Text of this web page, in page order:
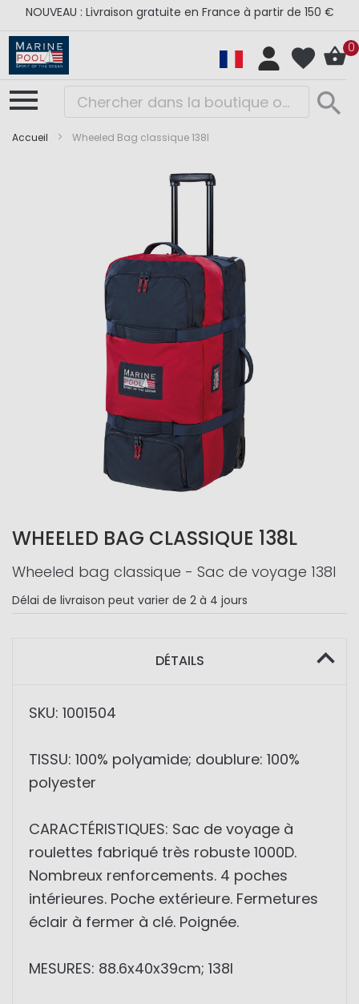
NOUVEAU : Livraison gratuite en France à partir de 150 €
0
Accueil Wheeled Bag classique 138l
WHEELED BAG CLASSIQUE 138L
Wheeled bag classique - Sac de voyage 138l
Délai de livraison peut varier de 2 à 4 jours
DÉTAILS
SKU: 1001504
TISSU: 100% polyamide; doublure: 100%
polyester
CARACTÉRISTIQUES: Sac de voyage à
roulettes fabriqué très robuste 1000D.
Nombreux renforcements. 4 poches
intérieures. Poche extérieure. Fermetures
éclair à fermer à clé. Poignée.
MESURES: 88.6x40x39cm; 138l